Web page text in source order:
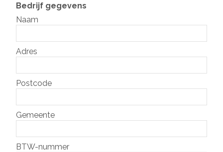
Bedrijf gegevens
Naam
Adres
Postcode
Gemeente
BTW-nummer